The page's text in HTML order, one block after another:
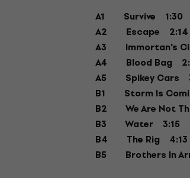
A1 Survive
1:30
A2
Escape
2:14
A3
Immortan's
A4
Blood Bag
A5
Spikey Cars
B1
Storm Is
B2
We Are Not
B3
Water
3:15
B4
The Rig
4:13
B5
Brothers In